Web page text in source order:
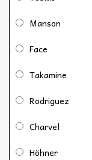
Manson
Face
Takamine
Rodriguez
Charvel
Höhner